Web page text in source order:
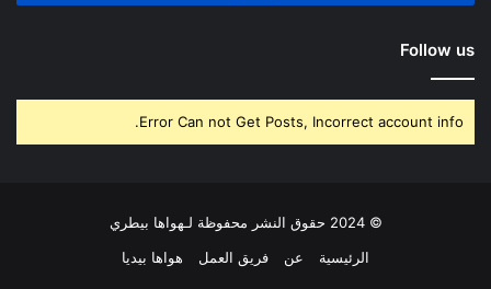
Follow us
Error Can not Get Posts, Incorrect account info.
© 2024 حقوق النشر محفوظة لـهواها بيطري
الرئيسية
عن فريق العمل هواها بيديا